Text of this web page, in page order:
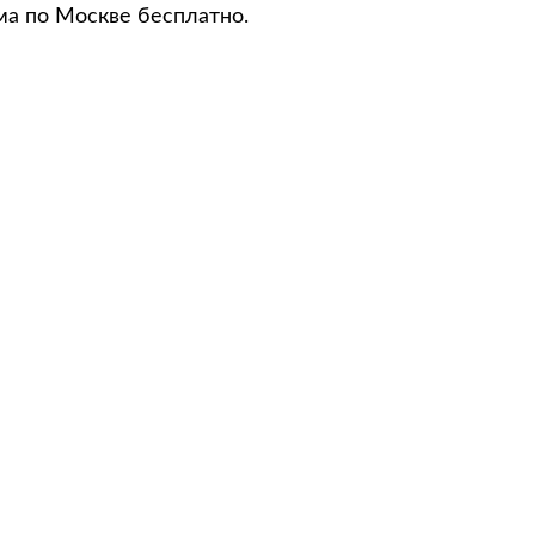
по Москве бесплатно.